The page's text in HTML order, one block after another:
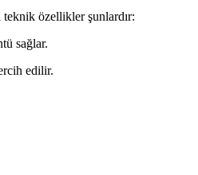
özellikler şunlardır:
sağlar.
edilir.